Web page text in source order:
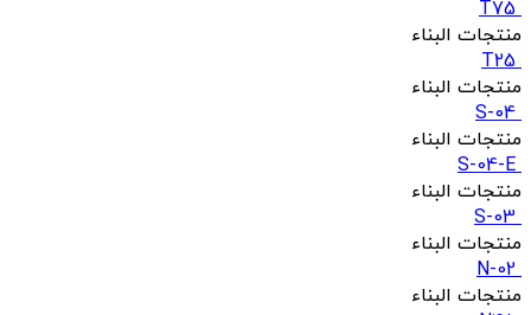
T75
منتجات البناء
T25
منتجات البناء
S-04
منتجات البناء
S-04-E
منتجات البناء
S-03
منتجات البناء
N-02
منتجات البناء